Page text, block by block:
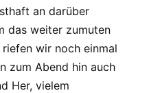
an darüber
das weiter zumuten
wir noch einmal
zum Abend hin auch
Her, vielem